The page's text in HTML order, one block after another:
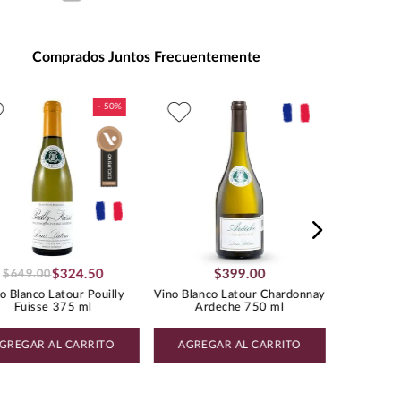
de Alcohol
CHARDONNAY
Comprados Juntos Frecuentemente
$324.50
$649.00
Blanco Latour Pouilly
Fuisse 375 ml
AL CARRITO
$399.00
Vino Blanco Latour Chardonnay
Ardeche 750 ml
AGREGAR AL CARRITO